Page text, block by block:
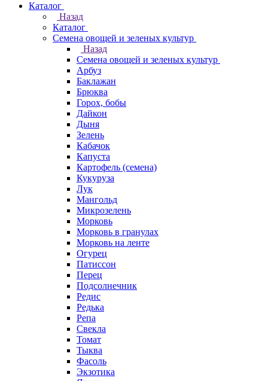
Каталог
Назад
Каталог
Семена овощей и зеленых культур
Назад
Семена овощей и зеленых культур
Арбуз
Баклажан
Брюква
Горох, бобы
Дайкон
Дыня
Зелень
Кабачок
Капуста
Картофель (семена)
Кукуруза
Лук
Мангольд
Микрозелень
Морковь
Морковь в гранулах
Морковь на ленте
Огурец
Патиссон
Перец
Подсолнечник
Редис
Редька
Репа
Свекла
Томат
Тыква
Фасоль
Экзотика